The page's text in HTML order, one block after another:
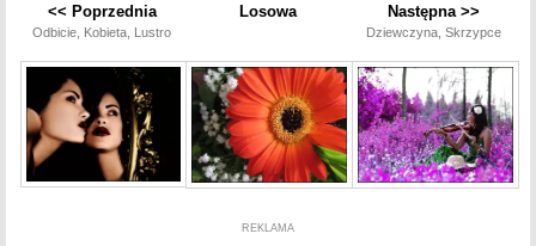
<< Poprzednia
Odbicie, Kobieta, Lustro
Losowa Następna >>
Dziewczyna, Skrzypce
REKLAMA